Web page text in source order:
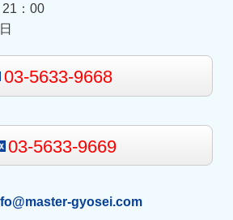
21：00
03-5633-9668
03-5633-9669
gyosei.com